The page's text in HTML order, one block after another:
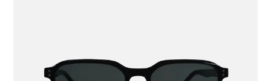
Material del marco